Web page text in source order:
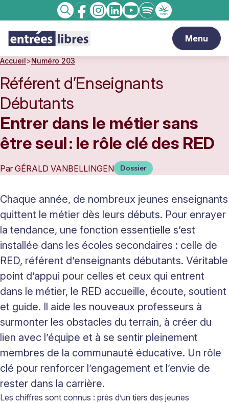
Menu
Recherche
Facebook
Instagram
linkedinYoutube
SpotifyEnseignement
catholique
Accueil>Numéro 203
Référent d’Enseignants
Débutants
Entrer dans le métier sans
être seul : le rôle clé des RED
Par GÉRALD VANBELLINGEN Dossier
Chaque année, de nombreux jeunes enseignants
quittent le métier dès leurs débuts. Pour enrayer
la tendance, une fonction essentielle s’est
installée dans les écoles secondaires : celle de
RED, référent d’enseignants débutants. Véritable
point d’appui pour celles et ceux qui entrent
dans le métier, le RED accueille, écoute, soutient
et guide. Il aide les nouveaux professeurs à
surmonter les obstacles du terrain, à créer du
lien avec l’équipe et à se sentir pleinement
membres de la communauté éducative. Un rôle
clé pour renforcer l’engagement et l’envie de
rester dans la carrière.
Les chiffres sont connus : près d’un tiers des jeunes